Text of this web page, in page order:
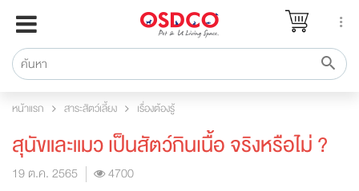
หน้าแรก
แบรนด์
รีวิว
ปรึกษาหมอ
สาระสัตว์เลี้ยง
Pet Channel
หน้าแรก สาระสัตว์เลี้ยง เรื่องต้องรู้
สุนัขและแมว เป็นสัตว์กินเนื้อ จริงหรือไม่ ?
19 ต.ค. 2565 4700